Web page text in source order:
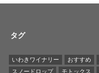
タグ
いわきワイナリー おすすめ